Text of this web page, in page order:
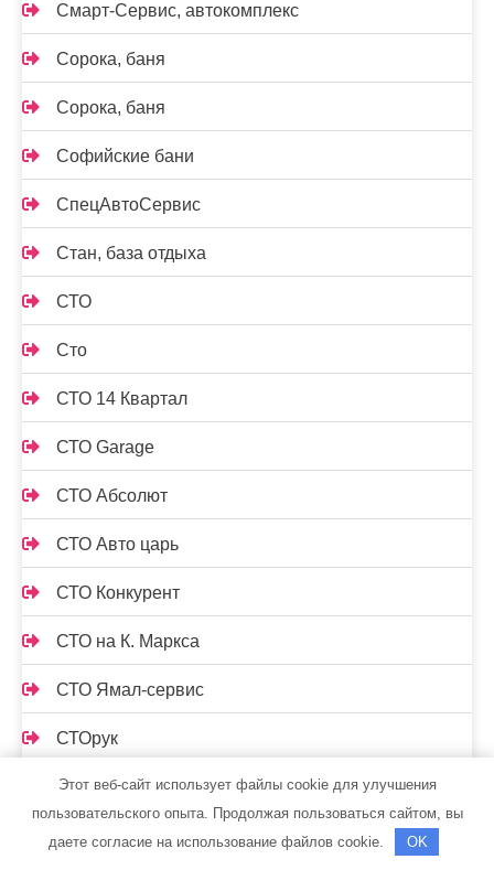
Смарт-Сервис, автокомплекс
Сорока, баня
Сорока, баня
Софийские бани
СпецАвтоСервис
Стан, база отдыха
СТО
Сто
СТО 14 Квартал
СТО Garage
СТО Абсолют
СТО Авто царь
СТО Конкурент
СТО на К. Маркса
СТО Ямал-сервис
СТОрук
Страдивари, сауна
Стрельнинские бани
Этот веб-сайт использует файлы cookie для улучшения
пользовательского опыта. Продолжая пользоваться сайтом, вы
даете согласие на использование файлов cookie.
OK